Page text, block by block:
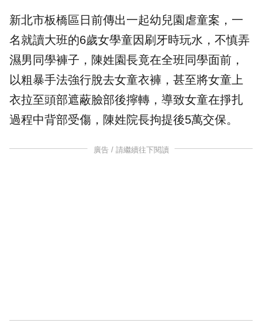
新北市板橋區日前傳出一起幼兒園 虐童案，一
名就讀大班的6歲女學童因刷牙時玩水，不慎弄
濕男同學褲子，陳姓園長竟在全班同學面前，
以粗暴手法強行脫去女童衣褲，甚至將女童上
衣拉至頭部遮蔽臉部後擰轉，導致女童在掙扎
過程中背部受傷，陳姓院長拘提後5萬交保。
廣告 / 請繼續往下閱讀